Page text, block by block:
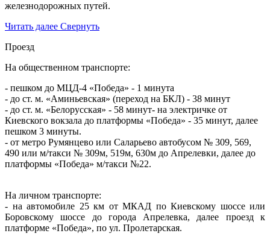
железнодорожных путей.
Читать далее Свернуть
Проезд
На общественном транспорте:
- пешком до МЦД-4 «Победа» - 1 минута
- до ст. м. «Аминьевская» (переход на БКЛ) - 38 минут
- до ст. м. «Белорусская» - 58 минут- на электричке от
Киевского вокзала до платформы «Победа» - 35 минут, далее
пешком 3 минуты.
- от метро Румянцево или Саларьево автобусом № 309, 569,
490 или м/такси № 309м, 519м, 630м до Апрелевки, далее до
платформы «Победа» м/такси №22.
На личном транспорте:
- на автомобиле 25 км от МКАД по Киевскому шоссе или
Боровскому шоссе до города Апрелевка, далее проезд к
платформе «Победа», по ул. Пролетарская.